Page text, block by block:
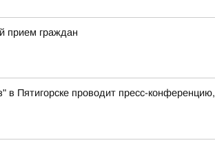
прием граждан
Пятигорске проводит пресс-